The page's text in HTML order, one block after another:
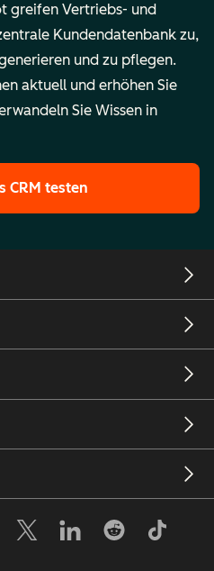
greifen Vertriebs- und
Kundendatenbank zu,
und zu pflegen.
aktuell und erhöhen Sie
Sie Wissen in
CRM testen